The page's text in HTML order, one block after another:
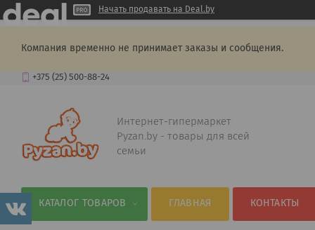
Начать продавать на Deal.by
Компания временно не принимает заказы и сообщения.
+375 (25) 500-88-24
Интернет-гипермаркет
Pyzan.by - товары для всей
семьи
КАТАЛОГ ТОВАРОВ ГЛАВНАЯ КОНТАКТЫ